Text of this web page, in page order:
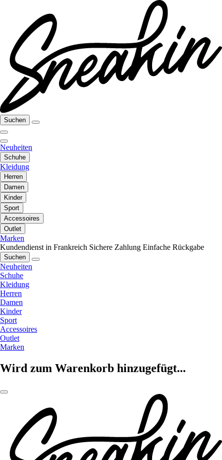
Suchen
Neuheiten
Schuhe
Kleidung
Herren
Damen
Kinder
Sport
Accessoires
Outlet
Marken
Kundendienst in Frankreich Sichere Zahlung Einfache Rückgabe
Suchen
Neuheiten
Schuhe
Kleidung
Herren
Damen
Kinder
Sport
Accessoires
Outlet
Marken
Wird zum Warenkorb hinzugefügt...